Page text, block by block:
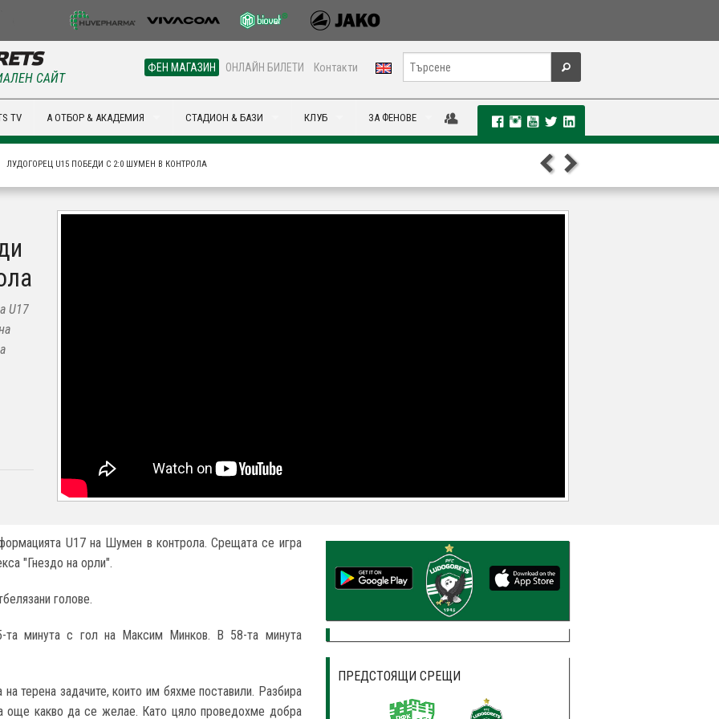
ФЕН МАГАЗИН ОНЛАЙН БИЛЕТИ Контакти
САЙТ
TV А ОТБОР & АКАДЕМИЯ СТАДИОН & БАЗИ КЛУБ ЗА ФЕНОВЕ
ЛУДОГОРЕЦ U15 ПОБЕДИ С 2:0 ШУМЕН В КОНТРОЛА
U17
U17 на Шумен в контрола. Срещата се игра
"Гнездо на орли".
голове.
та минута с гол на Максим Минков. В 58-та минута
терена задачите, които им бяхме поставили. Разбира
още какво да се желае. Като цяло проведохме добра
ПРЕДСТОЯЩИ СРЕЩИ